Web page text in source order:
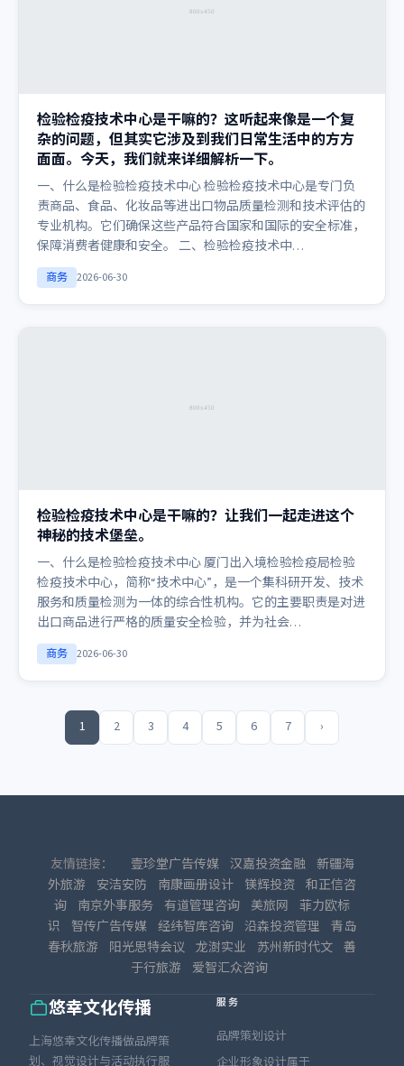
检验检疫技术中心是干嘛的？这听起来像是一个复
杂的问题，但其实它涉及到我们日常生活中的方方
面面。今天，我们就来详细解析一下。
一、什么是检验检疫技术中心 检验检疫技术中心是专门负
责商品、食品、化妆品等进出口物品质量检测和技术评估的
专业机构。它们确保这些产品符合国家和国际的安全标准，
保障消费者健康和安全。 二、检验检疫技术中…
商务 2026-06-30
检验检疫技术中心是干嘛的？让我们一起走进这个
神秘的技术堡垒。
一、什么是检验检疫技术中心 厦门出入境检验检疫局检验
检疫技术中心，简称“技术中心”，是一个集科研开发、技术
服务和质量检测为一体的综合性机构。它的主要职责是对进
出口商品进行严格的质量安全检验，并为社会…
商务 2026-06-30
1 2 3 4 5 6 7 ›
友情链接： 壹珍堂广告传媒 汉嘉投资金融
新疆海
外旅游
安洁安防 南康画册设计 镁辉投资 和正信咨
询
南京外事服务 有道管理咨询 美旅网
菲力欧标
识
智传广告传媒 经纬智库咨询 沿森投资管理
青岛
春秋旅游
阳光思特会议 龙澍实业 苏州新时代文 善
于行旅游
爱智汇众咨询
悠幸文化传播
上海悠幸文化传播做品牌策
划、视觉设计与活动执行服
服务
品牌策划设计
企业形象设计属于